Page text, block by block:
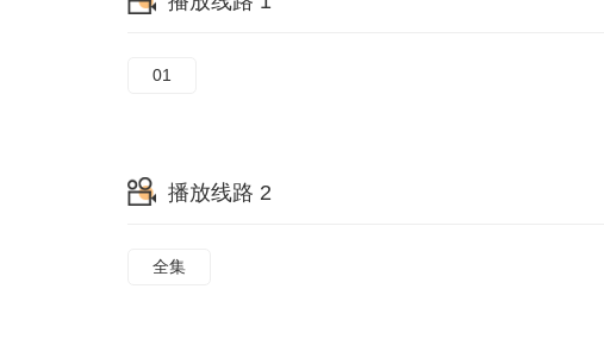
01
播放线路 2
全集